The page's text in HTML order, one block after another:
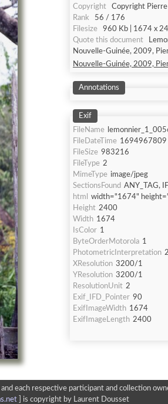
Copyright
Copyright Pierre
Rank
56 / 176
Filesize
960 Kb | 1674 x
Quote this document
Nouvelle-Guinée, 2009,
Nouvelle-Guinée, 2009,
Annotations
Exif
FileName
FileDateTime 1694967809
FileSize 983216
FileType 2
MimeType image/jpeg
SectionsFound ANY_TAG,
html
width="1674"
Height 2400
Width 1674
IsColor 1
ByteOrderMotorola 1
PhotometricInterpretation 2
XResolution 3200/1
YResolution 3200/1
ResolutionUnit 2
Exif_IFD_Pointer 90
ExifImageWidth 1674
ExifImageLength 2400
each respective participant and collection
] is copyright by Laurent Dousset